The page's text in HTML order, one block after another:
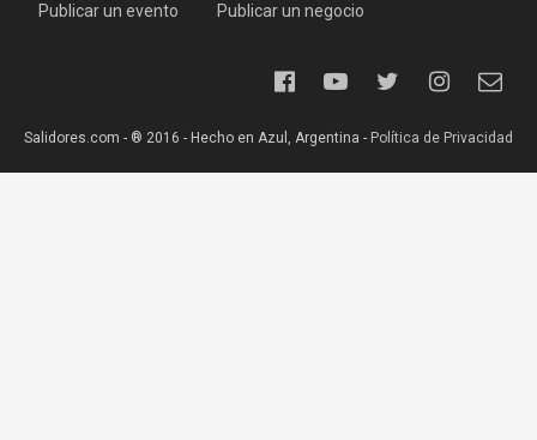
Publicar un evento Publicar un negocio
Salidores.com - ® 2016 - Hecho en Azul, Argentina - Política de Privacidad